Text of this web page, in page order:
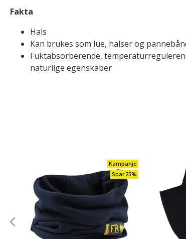
Fakta
Hals
Kan brukes som lue, halser og
Fuktabsorberende,
naturlige egenskaber
Kampanje
Spar 25%